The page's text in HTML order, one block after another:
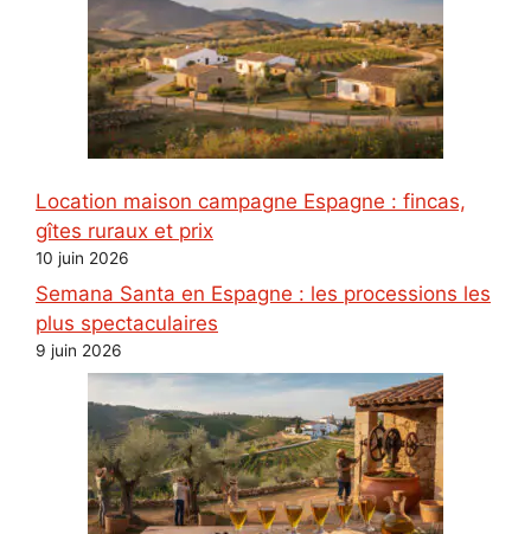
Location maison campagne Espagne : fincas,
gîtes ruraux et prix
10 juin 2026
Semana Santa en Espagne : les processions les
plus spectaculaires
9 juin 2026